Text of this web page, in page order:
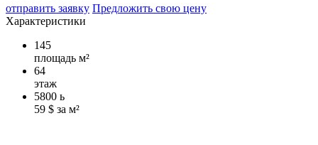
отправить заявку Предложить свою цену
Характеристики
145
площадь м²
64
этаж
5800 ь
59 $ за м²